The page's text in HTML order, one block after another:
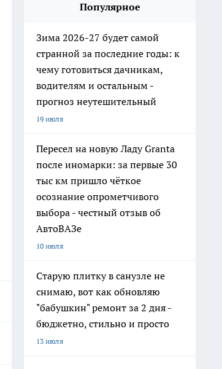
Популярное
Зима 2026-27 будет самой
странной за последние годы: к
чему готовиться дачникам,
водителям и остальным -
прогноз неутешительный
19 июля
Пересел на новую Ладу Granta
после иномарки: за первые 30
тыс км пришло чёткое
осознание опрометчивого
выбора - честный отзыв об
АвтоВАЗе
10 июля
Старую плитку в санузле не
снимаю, вот как обновляю
"бабушкин" ремонт за 2 дня -
бюджетно, стильно и просто
13 июля